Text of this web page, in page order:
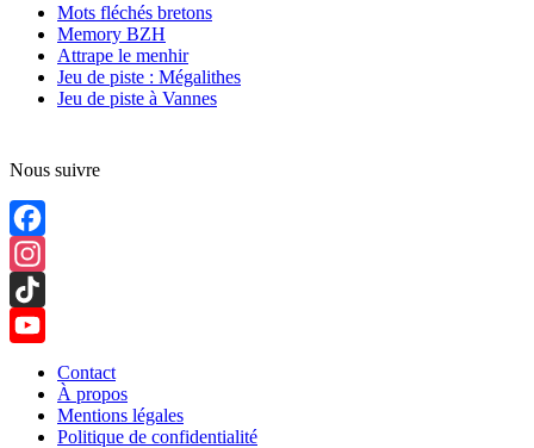
Mots fléchés bretons
Memory BZH
Attrape le menhir
Jeu de piste : Mégalithes
Jeu de piste à Vannes
Nous suivre
Facebook
Instagram
TikTok
Channel
Contact
À propos
Mentions légales
Politique de confidentialité